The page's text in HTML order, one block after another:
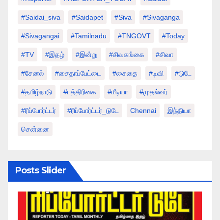
#saidai_siva #saidapet #Siva #Sivaganga
#sivagangai #tamilnadu #TNGOVT #today
#TV #இதழ் #இன்று #சிவகங்கை #சிவா
#சேனல் #சைதாப்பேட்டை #சைதை #டிவி #டுடே
#தமிழ்நாடு #பத்திரிகை #மீடியா #முதல்வர்
#ரிப்போர்ட்டர் #ரிப்போர்ட்டர்_டுடே Chennai இந்தியா
சென்னை
Posts Slider